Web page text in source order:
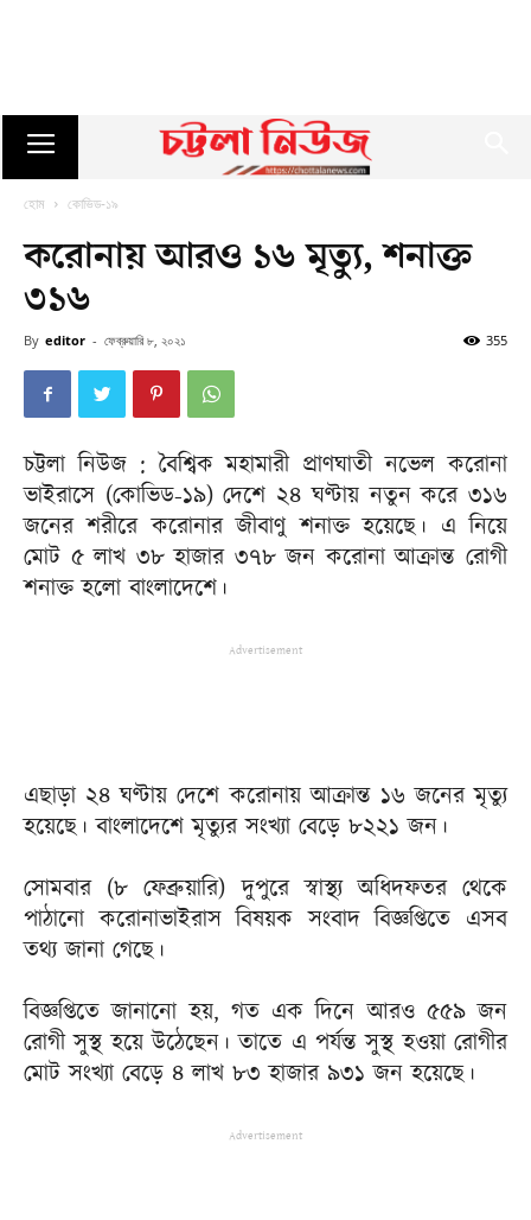
হোম কোভিড-১৯
করোনায় আরও ১৬ মৃত্যু, শনাক্ত
৩১৬
By editor - ফেব্রুয়ারি ৮, ২০২১ 355
চট্টলা নিউজ : বৈশ্বিক মহামারী প্রাণঘাতী নভেল করোনা
ভাইরাসে (কোভিড-১৯) দেশে ২৪ ঘণ্টায় নতুন করে ৩১৬
জনের শরীরে করোনার জীবাণু শনাক্ত হয়েছে। এ নিয়ে
মোট ৫ লাখ ৩৮ হাজার ৩৭৮ জন করোনা আক্রান্ত রোগী
শনাক্ত হলো বাংলাদেশে।
Advertisement
এছাড়া ২৪ ঘণ্টায় দেশে করোনায় আক্রান্ত ১৬ জনের মৃত্যু
হয়েছে। বাংলাদেশে মৃত্যুর সংখ্যা বেড়ে ৮২২১ জন।
সোমবার (৮ ফেব্রুয়ারি) দুপুরে স্বাস্থ্য অধিদফতর থেকে
পাঠানো করোনাভাইরাস বিষয়ক সংবাদ বিজ্ঞপ্তিতে এসব
তথ্য জানা গেছে।
বিজ্ঞপ্তিতে জানানো হয়, গত এক দিনে আরও ৫৫৯ জন
রোগী সুস্থ হয়ে উঠেছেন। তাতে এ পর্যন্ত সুস্থ হওয়া রোগীর
মোট সংখ্যা বেড়ে ৪ লাখ ৮৩ হাজার ৯৩১ জন হয়েছে।
Advertisement